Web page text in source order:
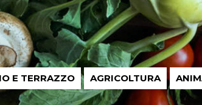
E TERRAZZO AGRICOLTURA